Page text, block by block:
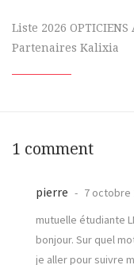
Liste 2026 OPTICIENS
Partenaires Kalixia
1 comment
pierre 7 octobre
mutuelle étudiante
bonjour. Sur quel
je aller pour suivre